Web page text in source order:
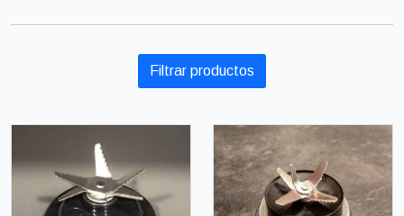
Filtrar productos